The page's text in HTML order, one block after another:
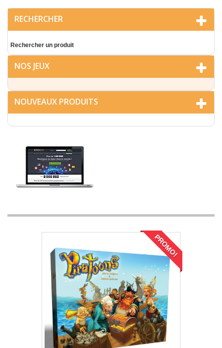
RECHERCHER
Rechercher un produit
NOS JEUX
NOUVEAUX PRODUITS
PROMO!